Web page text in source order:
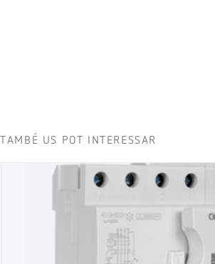
TAMBÉ US POT INTERESSAR